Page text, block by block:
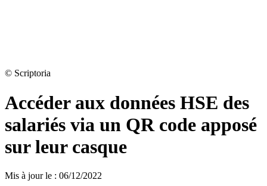
© Scriptoria
Accéder aux données HSE des
salariés via un QR code apposé
sur leur casque
Mis à jour le : 06/12/2022